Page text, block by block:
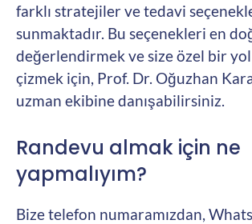
farklı stratejiler ve tedavi
sunmaktadır. Bu seçenekleri en
değerlendirmek ve size özel bir yol
çizmek için, Prof. Dr. Oğuzhan
uzman ekibine danışabilirsiniz.
Randevu almak için ne
yapmalıyım?
Bize telefon numaramızdan,